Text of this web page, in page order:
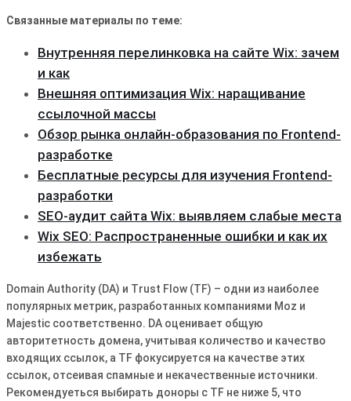
Связанные материалы по теме:
Внутренняя перелинковка на сайте Wix: зачем
и как
Внешняя оптимизация Wix: наращивание
ссылочной массы
Обзор рынка онлайн-образования по Frontend-
разработке
Бесплатные ресурсы для изучения Frontend-
разработки
SEO-аудит сайта Wix: выявляем слабые места
Wix SEO: Распространенные ошибки и как их
избежать
Domain Authority (DA) и Trust Flow (TF) – одни из наиболее
популярных метрик, разработанных компаниями Moz и
Majestic соответственно․ DA оценивает общую
авторитетность домена, учитывая количество и качество
входящих ссылок, а TF фокусируется на качестве этих
ссылок, отсеивая спамные и некачественные источники․
Рекомендуеться выбирать доноры с TF не ниже 5, что